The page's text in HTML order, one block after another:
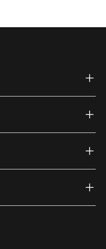
(external link)
(external link)
Youtube (external